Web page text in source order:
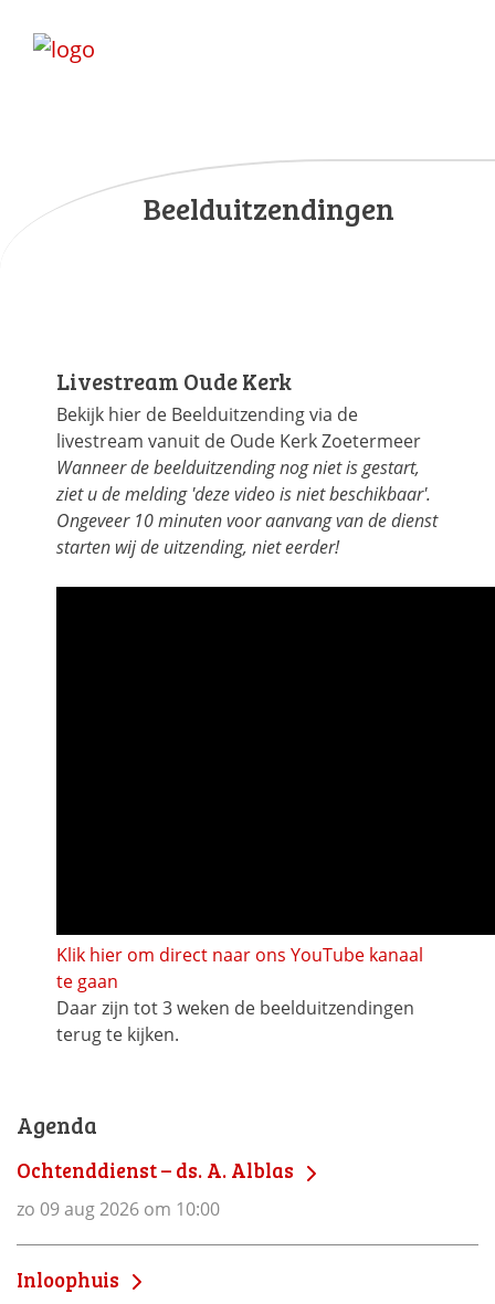
Beelduitzendingen
Livestream Oude Kerk
Bekijk hier de Beelduitzending via de
livestream vanuit de Oude Kerk Zoetermeer
Wanneer de beelduitzending nog niet is gestart,
ziet u de melding 'deze video is niet beschikbaar'.
Ongeveer 10 minuten voor aanvang van de dienst
starten wij de uitzending, niet eerder!
Klik hier om direct naar ons YouTube kanaal
te gaan
Daar zijn tot 3 weken de beelduitzendingen
terug te kijken.
Agenda
Ochtenddienst – ds. A. Alblas
zo 09 aug 2026 om 10:00
Inloophuis